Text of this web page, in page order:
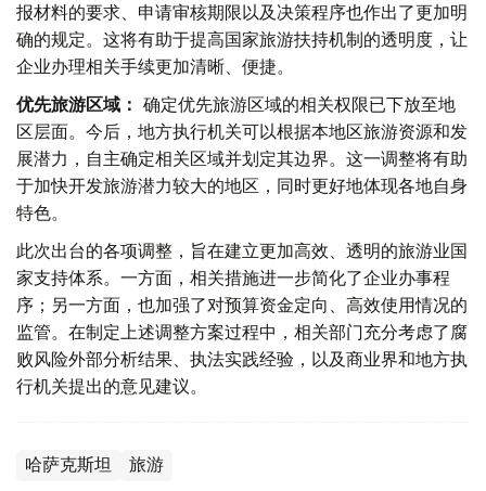
报材料的要求、申请审核期限以及决策程序也作出了更加明
确的规定。这将有助于提高国家旅游扶持机制的透明度，让
企业办理相关手续更加清晰、便捷。
优先旅游区域： 确定优先旅游区域的相关权限已下放至地
区层面。今后，地方执行机关可以根据本地区旅游资源和发
展潜力，自主确定相关区域并划定其边界。这一调整将有助
于加快开发旅游潜力较大的地区，同时更好地体现各地自身
特色。
此次出台的各项调整，旨在建立更加高效、透明的旅游业国
家支持体系。一方面，相关措施进一步简化了企业办事程
序；另一方面，也加强了对预算资金定向、高效使用情况的
监管。在制定上述调整方案过程中，相关部门充分考虑了腐
败风险外部分析结果、执法实践经验，以及商业界和地方执
行机关提出的意见建议。
哈萨克斯坦 旅游